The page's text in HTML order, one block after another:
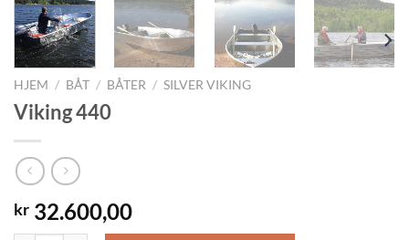
HJEM / BÅT / BÅTER / SILVER VIKING
Viking 440
kr 32.600,00